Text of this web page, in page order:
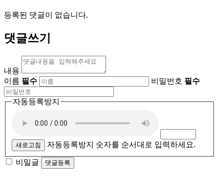
등록된 댓글이 없습니다.
댓글쓰기
내용
이름 필수 비밀번호 필수
자동등록방지
새로고침 자동등록방지 숫자를 순서대로 입력하세요.
비밀글 댓글등록